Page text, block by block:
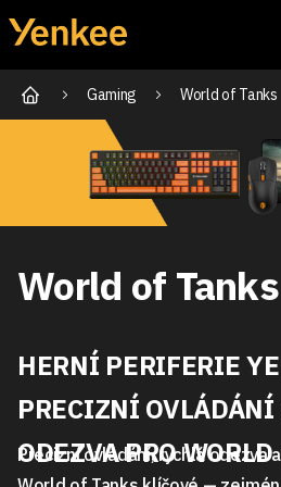
Gaming World of Tanks
World of Tanks
HERNÍ PERIFERIE
PRECIZNÍ OVLÁDÁNÍ
ODEZVA PRO
Precizní ovládání, rychlá odezva